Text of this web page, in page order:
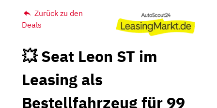
Zurück zu den
Deals
💥 Seat Leon ST im
Leasing als
Bestellfahrzeug für 99